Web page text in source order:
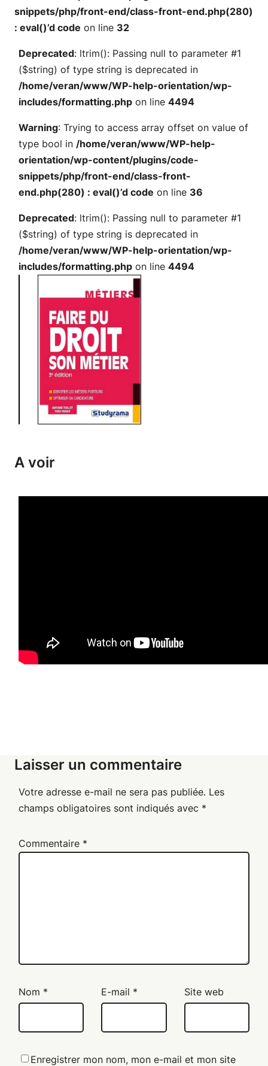
snippets/php/front-end/class-front-end.php(280)
: eval()’d code on line 32
Deprecated: ltrim(): Passing null to parameter #1
($string) of type string is deprecated in
/home/veran/www/WP-help-orientation/wp-
includes/formatting.php on line4494
Warning: Trying to access array offset on value of
type bool in/home/veran/www/WP-help-
orientation/wp-content/plugins/code-
snippets/php/front-end/class-front-
end.php(280) : eval()’d code on line 36
Deprecated: ltrim(): Passing null to parameter #1
($string) of type string is deprecated in
/home/veran/www/WP-help-orientation/wp-
includes/formatting.php on line4494
A voir
Laisser un commentaire
Votre adresse e-mail ne sera pas publiée. Les
champs obligatoires sont indiqués avec *
Commentaire *
Nom * E-mail * Site web
Enregistrer mon nom, mon e-mail et mon site